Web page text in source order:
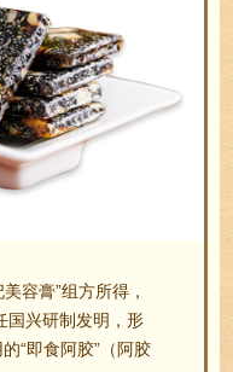
容膏”组方所得，
国兴研制发明，形
“即食阿胶”（阿胶